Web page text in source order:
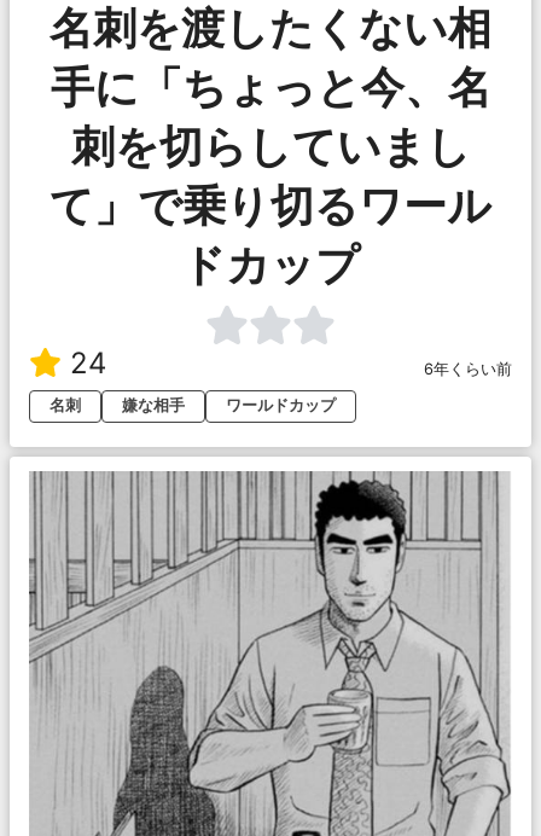
名刺を渡したくない相
手に「ちょっと今、名
刺を切らしていまし
て」で乗り切るワール
ドカップ
24
6年くらい前
名刺
嫌な相手 ワールドカップ